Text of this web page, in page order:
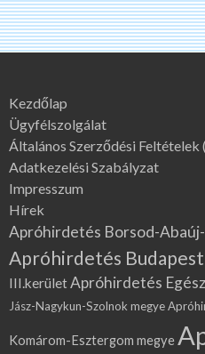
Kezdőlap
Ügyfélszolgálat
Általános Szerződési Feltételek
Adatkezelési Szabályzat
Impresszum
Hírek
Apróhirdetés Borsod-
Apróhirdetés Budapest
III.kerületApróhirdetés
Jász-Nagykun-Szolnok megye
Komárom-Esztergom megye